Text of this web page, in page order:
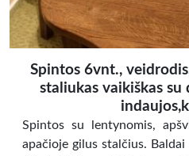
Spintos 6vnt.,
staliukas vaikiškas su
Spintos su lentynomis,
apačioje gilus stalčius.